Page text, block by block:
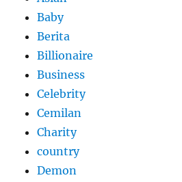
Baby
Berita
Billionaire
Business
Celebrity
Cemilan
Charity
country
Demon